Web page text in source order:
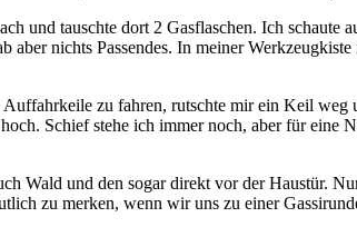
und tauschte dort 2 Gasflaschen. Ich schaute
aber nichts Passendes. In meiner
zu fahren, rutschte mir ein Keil
Schief stehe ich immer noch, aber für
Wald und den sogar direkt vor der Haustür.
zu merken, wenn wir uns zu einer